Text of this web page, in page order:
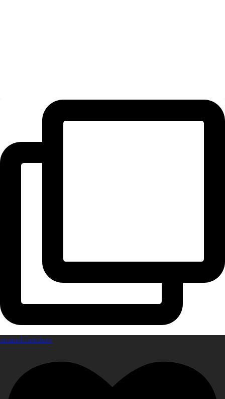
amanahfurniture